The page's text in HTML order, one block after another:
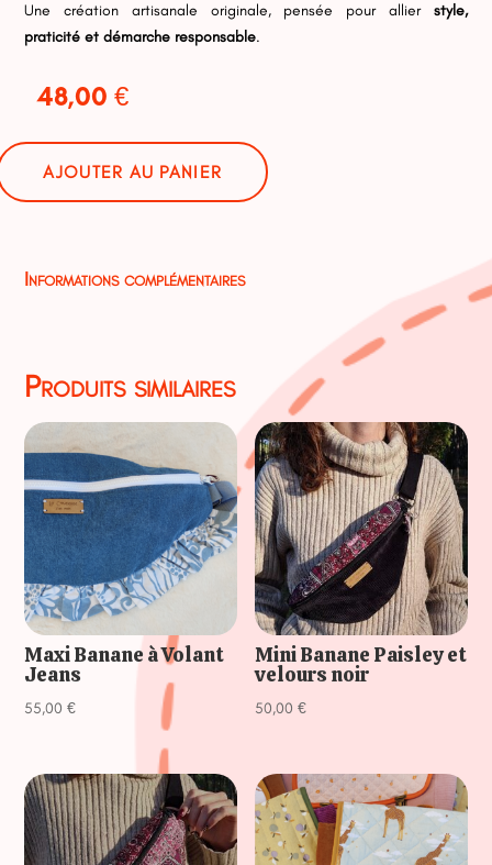
Une création artisanale originale, pensée pour allier style,
praticité et démarche responsable.
48,00€
AJOUTER AU PANIER
Informations complémentaires
Produits similaires
Maxi Banane à Volant
Jeans
55,00€
Mini Banane Paisley et
velours noir
50,00€